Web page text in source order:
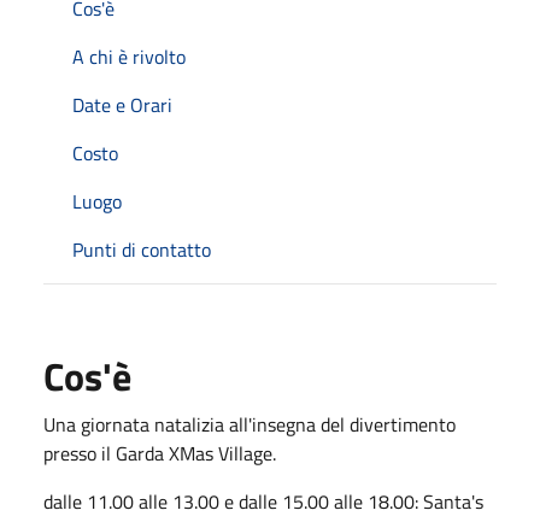
Cos'è
A chi è rivolto
Date e Orari
Costo
Luogo
Punti di contatto
Cos'è
Una giornata natalizia all'insegna del divertimento
presso il Garda XMas Village.
dalle 11.00 alle 13.00 e dalle 15.00 alle 18.00: Santa's